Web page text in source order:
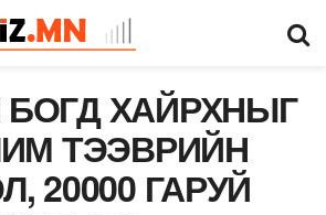
ХАЙРХНЫГ
ТЭЭВРИЙН
20000 ГАРУЙ